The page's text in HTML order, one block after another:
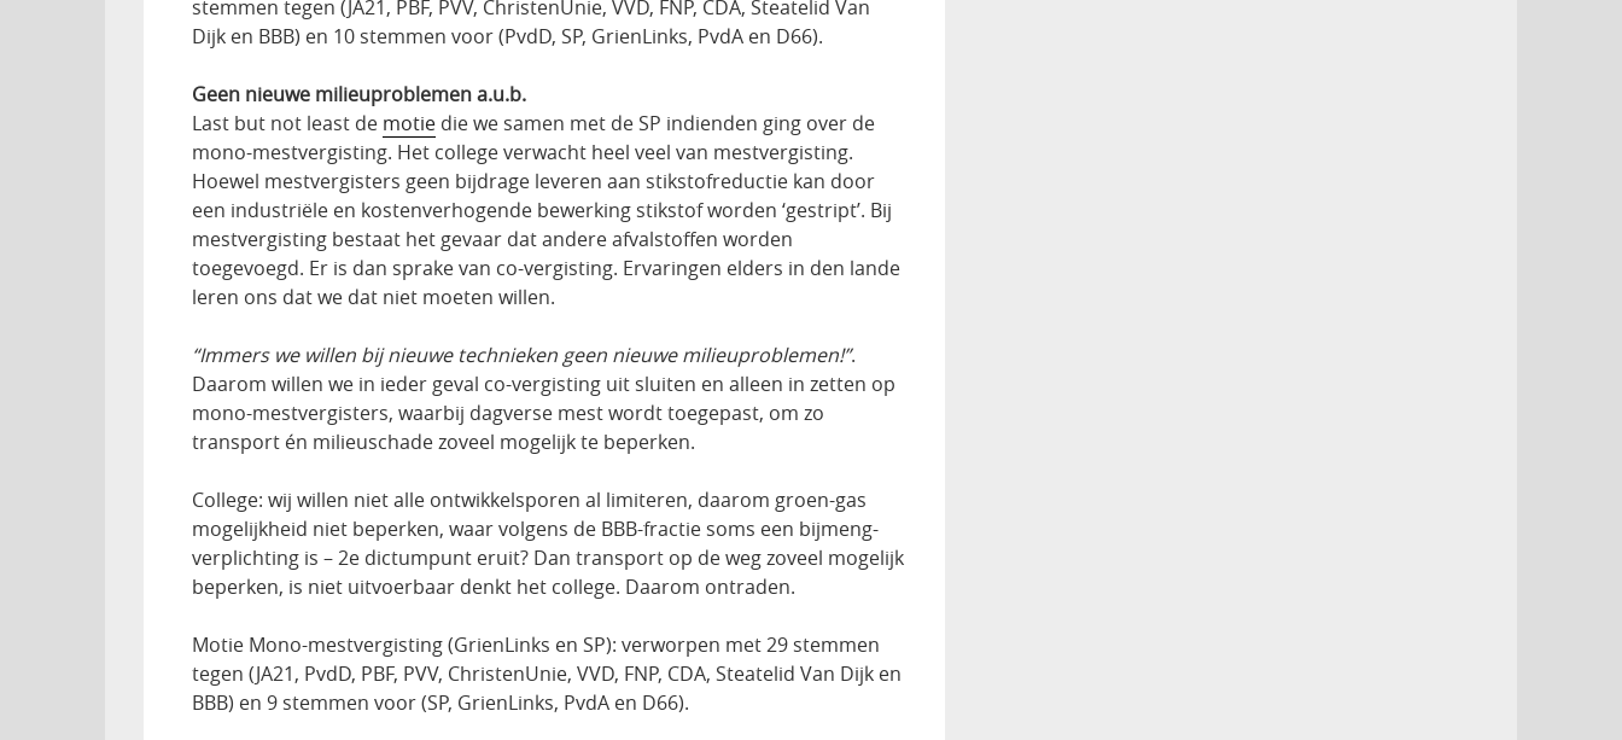
stemmen tegen (JA21, PBF, PVV, ChristenUnie, VVD, FNP, CDA, Steatelid Van
Dijk en BBB) en 10 stemmen voor (PvdD, SP, GrienLinks, PvdA en D66).
Geen nieuwe milieuproblemen a.u.b.
Last but not least de motie die we samen met de SP indienden ging over de
mono-mestvergisting. Het college verwacht heel veel van mestvergisting.
Hoewel mestvergisters geen bijdrage leveren aan stikstofreductie kan door
een industriële en kostenverhogende bewerking stikstof worden ‘gestript’. Bij
mestvergisting bestaat het gevaar dat andere afvalstoffen worden
toegevoegd. Er is dan sprake van co-vergisting. Ervaringen elders in den lande
leren ons dat we dat niet moeten willen.
“Immers we willen bij nieuwe technieken geen nieuwe milieuproblemen!”.
Daarom willen we in ieder geval co-vergisting uit sluiten en alleen in zetten op
mono-mestvergisters, waarbij dagverse mest wordt toegepast, om zo
transport én milieuschade zoveel mogelijk te beperken.
College: wij willen niet alle ontwikkelsporen al limiteren, daarom groen-gas
mogelijkheid niet beperken, waar volgens de BBB-fractie soms een bijmeng-
verplichting is – 2e dictumpunt eruit? Dan transport op de weg zoveel mogelijk
beperken, is niet uitvoerbaar denkt het college. Daarom ontraden.
Motie Mono-mestvergisting (GrienLinks en SP): verworpen met 29 stemmen
tegen (JA21, PvdD, PBF, PVV, ChristenUnie, VVD, FNP, CDA, Steatelid Van Dijk en
BBB) en 9 stemmen voor (SP, GrienLinks, PvdA en D66).